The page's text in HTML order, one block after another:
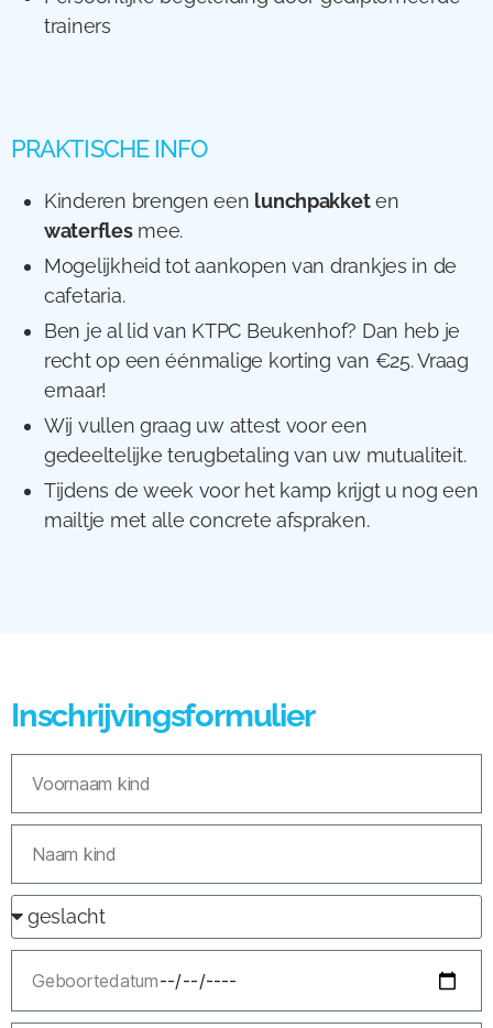
trainers
PRAKTISCHE INFO
Kinderen brengen een lunchpakketen
waterflesmee.
Mogelijkheid tot aankopen van drankjes in de
cafetaria.
Ben je al lid van KTPC Beukenhof? Dan heb je
recht op een éénmalige korting van €25. Vraag
ernaar!
Wij vullen graag uw attest voor een
gedeeltelijke terugbetaling van uw mutualiteit.
Tijdens de week voor het kamp krijgt u nog een
mailtje met alle concrete afspraken.
Inschrijvingsformulier